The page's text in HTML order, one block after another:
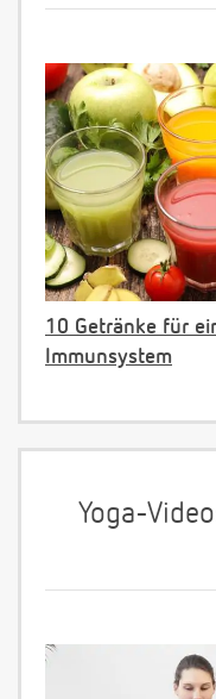
10 Getränke für
Immunsystem
Yoga-